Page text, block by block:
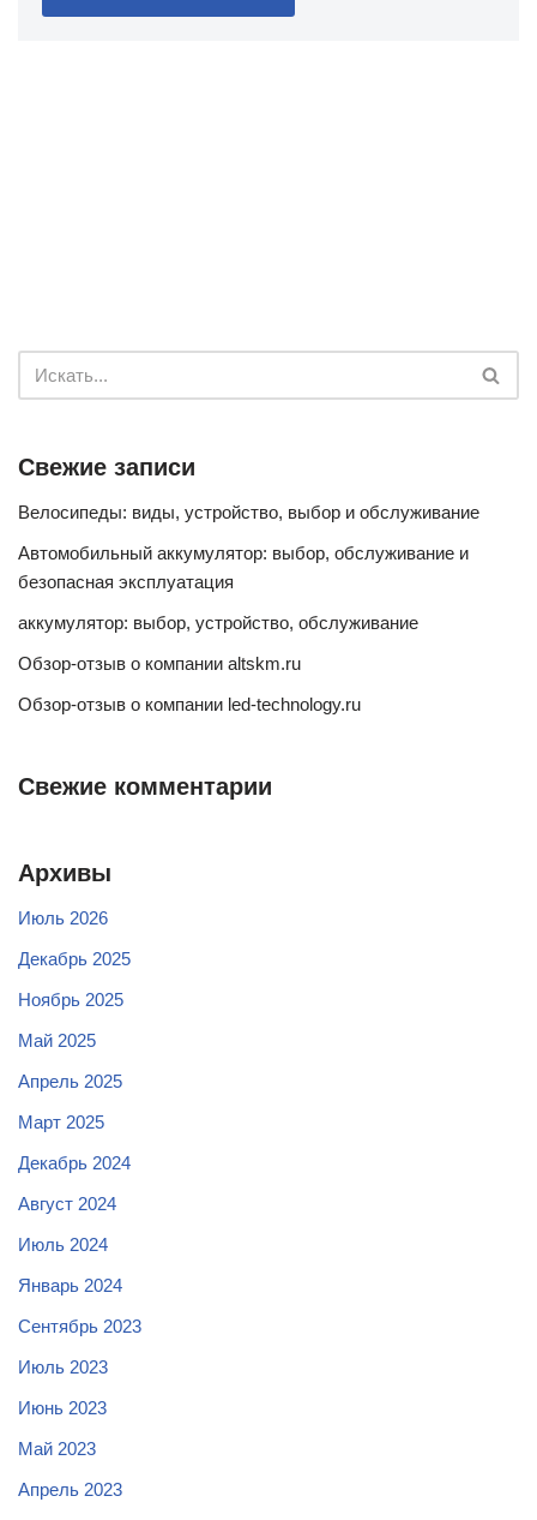
Свежие записи
Велосипеды: виды, устройство, выбор и обслуживание
Автомобильный аккумулятор: выбор, обслуживание и
безопасная эксплуатация
аккумулятор: выбор, устройство, обслуживание
Обзор-отзыв о компании altskm.ru
Обзор-отзыв о компании led-technology.ru
Свежие комментарии
Архивы
Июль 2026
Декабрь 2025
Ноябрь 2025
Май 2025
Апрель 2025
Март 2025
Декабрь 2024
Август 2024
Июль 2024
Январь 2024
Сентябрь 2023
Июль 2023
Июнь 2023
Май 2023
Апрель 2023